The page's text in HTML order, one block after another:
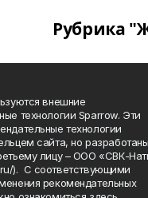
Рубрика
внешние
технологии Sparrow. Эти
технологии
сайта, но
лицу – ООО «СВК-
). С соответствующими
рекомендательных